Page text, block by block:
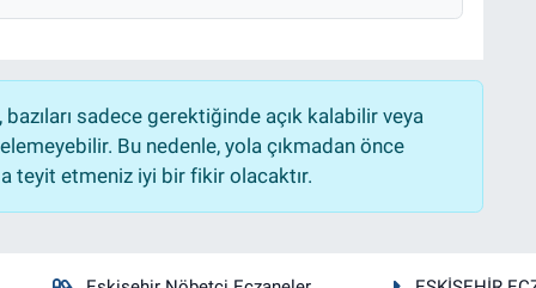
sadece gerektiğinde açık kalabilir veya
Bu nedenle, yola çıkmadan önce
teyit etmeniz iyi bir fikir olacaktır.